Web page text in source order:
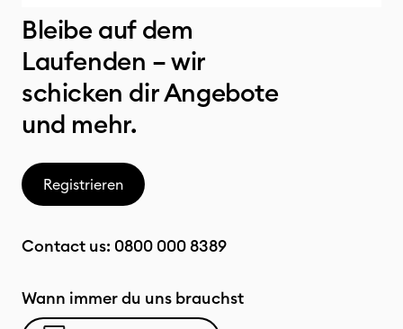
Bleibe auf dem
Laufenden – wir
schicken dir Angebote
und mehr.
Registrieren
Contact us: 0800 000 8389
Wann immer du uns brauchst